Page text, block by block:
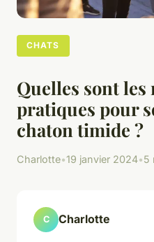
CHATS
Quelles sont
pratiques pour
chaton timide ?
Charlotte•19 janvier 2024•5
C Charlotte